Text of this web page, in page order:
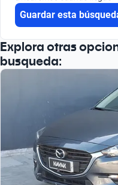
Guardar esta
Explora otras
busqueda: